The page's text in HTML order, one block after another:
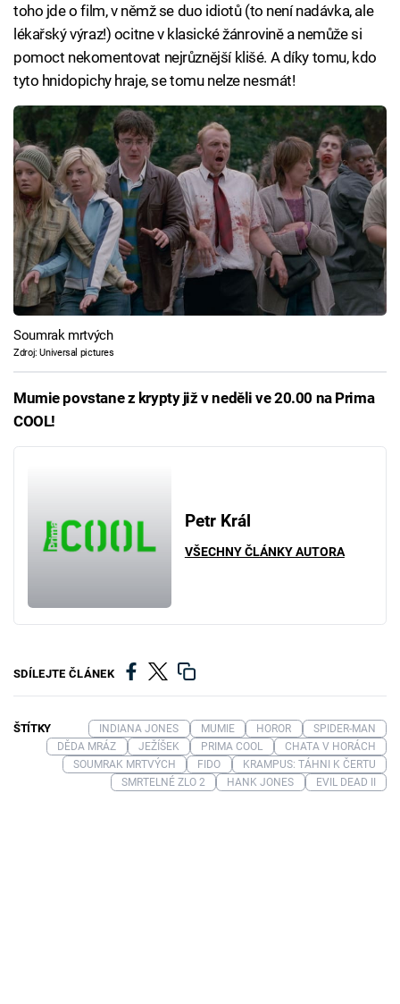
toho jde o film, v němž se duo idiotů (to není nadávka, ale
lékařský výraz!) ocitne v klasické žánrovině a nemůže si
pomoct nekomentovat nejrůznější klišé. A díky tomu, kdo
tyto hnidopichy hraje, se tomu nelze nesmát!
Soumrak mrtvých
Zdroj: Universal pictures
Mumie povstane z krypty již v neděli ve 20.00 na Prima
COOL!
Petr Král
VŠECHNY ČLÁNKY AUTORA
SDÍLEJTE ČLÁNEK
ŠTÍTKY INDIANA JONES MUMIE HOROR
SPIDER-MAN
DĚDA MRÁZ
JEŽÍŠEK PRIMA COOL
CHATA V HORÁCH
SOUMRAK MRTVÝCH
FIDO
KRAMPUS: TÁHNI K ČERTU
SMRTELNÉ ZLO 2
HANK JONES EVIL DEAD II